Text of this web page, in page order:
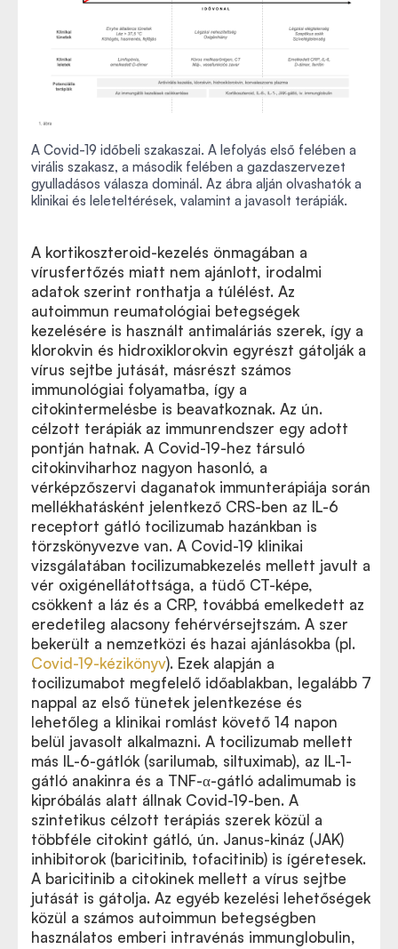
A Covid-19 időbeli szakaszai. A lefolyás első felében a
virális szakasz, a második felében a gazdaszervezet
gyulladásos válasza dominál. Az ábra alján olvashatók a
klinikai és leleteltérések, valamint a javasolt terápiák.
A kortikoszteroid-kezelés önmagában a
vírusfertőzés miatt nem ajánlott, irodalmi
adatok szerint ronthatja a túlélést. Az
autoimmun reumatológiai betegségek
kezelésére is használt antimaláriás szerek, így a
klorokvin és hidroxiklorokvin egyrészt gátolják a
vírus sejtbe jutását, másrészt számos
immunológiai folyamatba, így a
citokintermelésbe is beavatkoznak. Az ún.
célzott terápiák az immunrendszer egy adott
pontján hatnak. A Covid-19-hez társuló
citokinviharhoz nagyon hasonló, a
vérképzőszervi daganatok immunterápiája során
mellékhatásként jelentkező CRS-ben az IL-6
receptort gátló tocilizumab hazánkban is
törzskönyvezve van. A Covid-19 klinikai
vizsgálatában tocilizumabkezelés mellett javult a
vér oxigénellátottsága, a tüdő CT-képe,
csökkent a láz és a CRP, továbbá emelkedett az
eredetileg alacsony fehérvérsejtszám. A szer
bekerült a nemzetközi és hazai ajánlásokba (pl.
Covid-19-kézikönyv). Ezek alapján a
tocilizumabot megfelelő időablakban, legalább 7
nappal az első tünetek jelentkezése és
lehetőleg a klinikai romlást követő 14 napon
belül javasolt alkalmazni. A tocilizumab mellett
más IL-6-gátlók (sarilumab, siltuximab), az IL-1-
gátló anakinra és a TNF-α-gátló adalimumab is
kipróbálás alatt állnak Covid-19-ben. A
szintetikus célzott terápiás szerek közül a
többféle citokint gátló, ún. Janus-kináz (JAK)
inhibitorok (baricitinib, tofacitinib) is ígéretesek.
A baricitinib a citokinek mellett a vírus sejtbe
jutását is gátolja. Az egyéb kezelési lehetőségek
közül a számos autoimmun betegségben
használatos emberi intravénás immunglobulin,